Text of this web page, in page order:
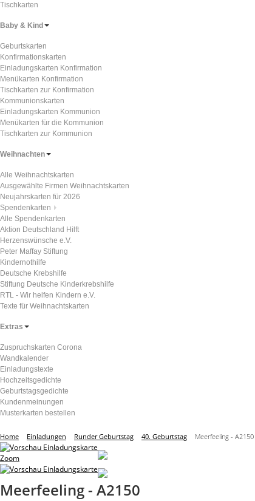
Tischkarten
Baby & Kind
Geburtskarten
Konfirmationskarten
Einladungskarten Konfirmation
Menükarten Konfirmation
Tischkarten zur Konfirmation
Kommunionskarten
Einladungskarten Kommunion
Menükarten für die Kommunion
Tischkarten zur Kommunion
Weihnachten
Alle Weihnachtskarten
Ausgewählte Firmen Weihnachtskarten
Neujahrskarten für 2026
Spendenkarten
Alle Spendenkarten
Aktion Deutschland Hilft
Herzenswünsche e.V.
Peter Maffay Stiftung
Kindernothilfe
Deutsche Krebshilfe
Stiftung Deutsche Kinderkrebshilfe
RTL - Wir helfen Kindern e.V.
Texte für Weihnachtskarten
Extras
Zuspruchskarten Corona
Wandkalender
Einladungstexte
Hochzeitsgedichte
Geburtstagsgedichte
Kundenmeinungen
Musterkarten bestellen
Home Einladungen Runder Geburtstag 40. Geburtstag Meerfeeling - A2150
Zoom
Meerfeeling - A2150